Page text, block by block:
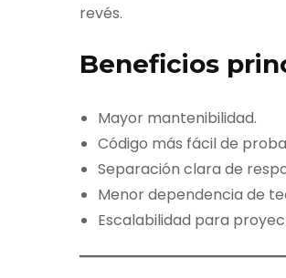
revés.
Beneficios
Mayor mantenibilidad.
Código más fácil de
Separación clara de
Menor dependencia de
Escalabilidad para